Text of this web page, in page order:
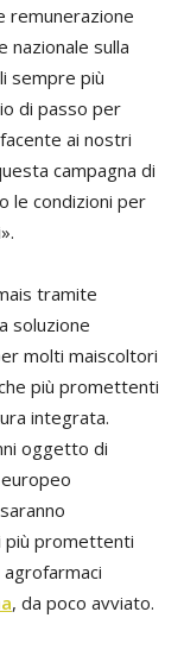
remunerazione
nazionale sulla
sempre più
di passo per
ai nostri
campagna di
le condizioni per
tramite
soluzione
molti maiscoltori
più promettenti
integrata.
oggetto di
più promettenti
, da poco avviato.